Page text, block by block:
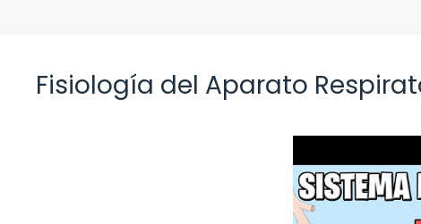
Fisiología del Aparato